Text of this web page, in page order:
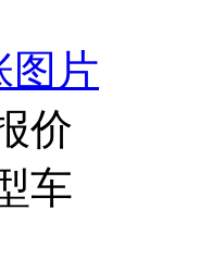
图片
价
车